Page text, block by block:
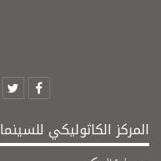
المركز الكاثوليكي للسينما